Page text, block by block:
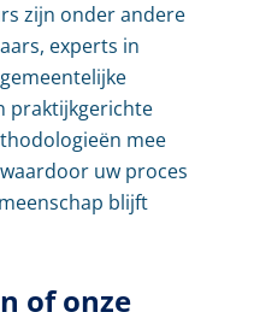
zijn onder andere
experts in
praktijkgerichte
mee
uw proces
blijft
of onze